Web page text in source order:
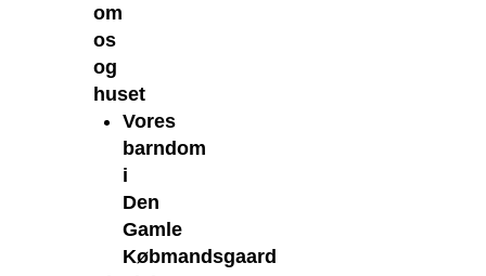
om
os
og
huset
Vores
barndom
i
Den
Gamle
Købmandsgaard